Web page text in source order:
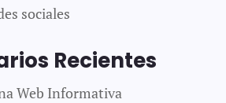
sociales
Recientes
Web Informativa